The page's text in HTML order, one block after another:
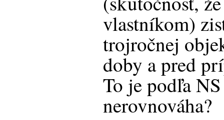
vlastníkom)
trojročnej
doby a pred
To je podľa
nerovnováha?